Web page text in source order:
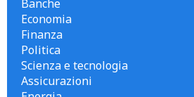
Banche
Economia
Finanza
Politica
Scienza e tecnologia
Assicurazioni